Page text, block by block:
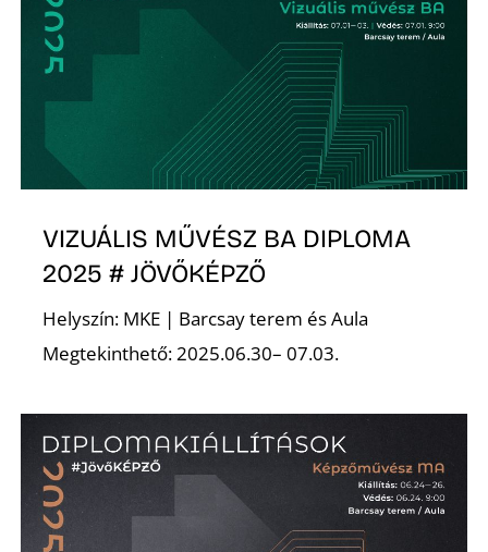
VIZUÁLIS MŰVÉSZ BA DIPLOMA
2025 # JÖVŐKÉPZŐ
Helyszín: MKE | Barcsay terem és Aula
Megtekinthető: 2025.06.30– 07.03.